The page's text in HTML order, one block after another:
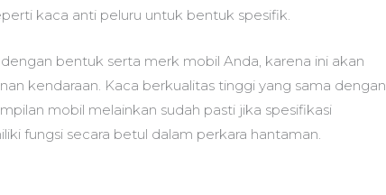
kaca anti peluru untuk bentuk spesifik.
bentuk serta merk mobil Anda, karena ini akan
kendaraan. Kaca berkualitas tinggi yang sama dengan
mobil melainkan sudah pasti jika spesifikasi
fungsi secara betul dalam perkara hantaman.